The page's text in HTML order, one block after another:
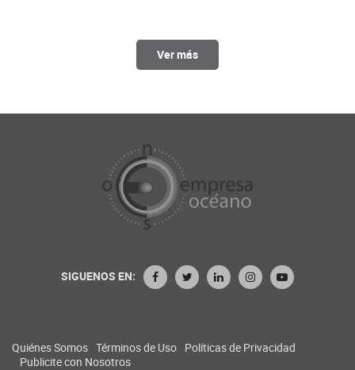
Ver más
SIGUENOS EN:
Quiénes Somos Términos de Uso Políticas de Privacidad
Publicite con Nosotros